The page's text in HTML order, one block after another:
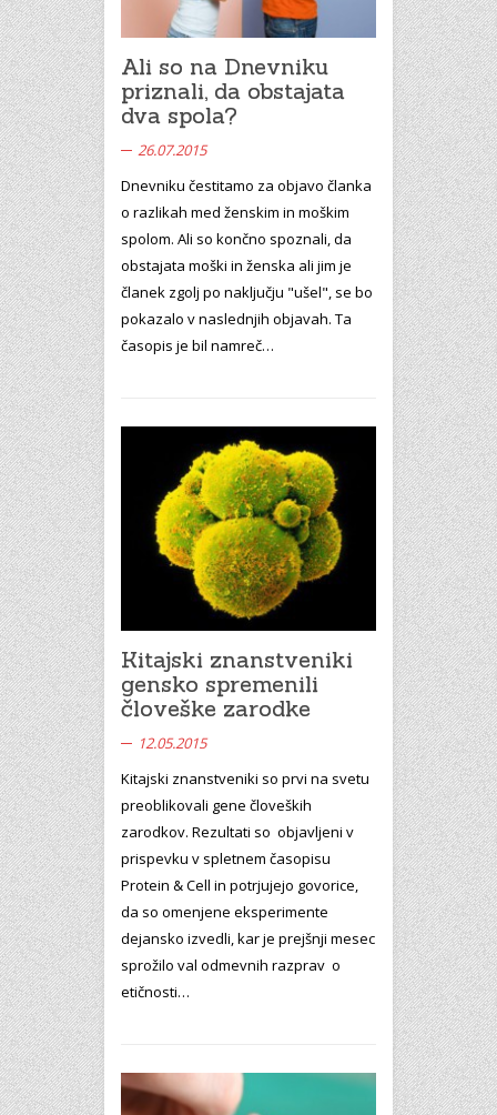
Ali so na Dnevniku
priznali, da obstajata
dva spola?
26.07.2015
Dnevniku čestitamo za objavo članka
o razlikah med ženskim in moškim
spolom. Ali so končno spoznali, da
obstajata moški in ženska ali jim je
članek zgolj po naključju "ušel", se bo
pokazalo v naslednjih objavah. Ta
časopis je bil namreč…
Kitajski znanstveniki
gensko spremenili
človeške zarodke
12.05.2015
Kitajski znanstveniki so prvi na svetu
preoblikovali gene človeških
zarodkov. Rezultati so objavljeni v
prispevku v spletnem časopisu
Protein & Cell in potrjujejo govorice,
da so omenjene eksperimente
dejansko izvedli, kar je prejšnji mesec
sprožilo val odmevnih razprav o
etičnosti…